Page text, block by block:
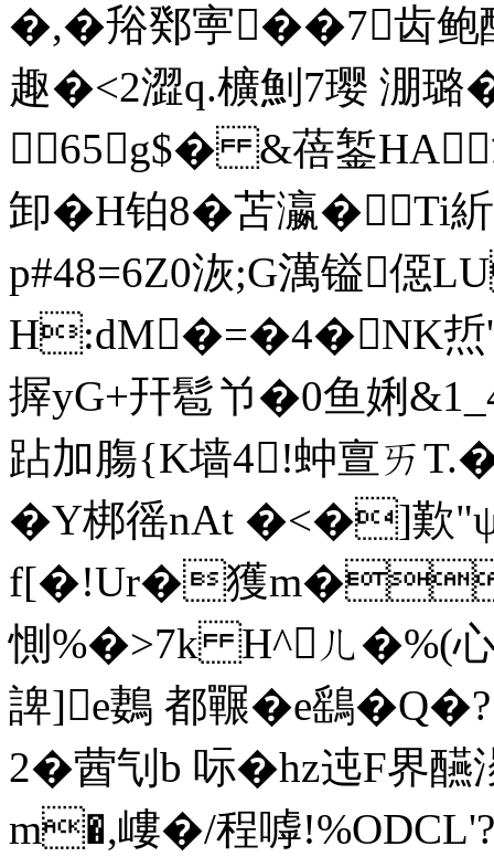
�,�谸鄈寕��7齿鲍
趣�<2澀q.櫎魝7璎 淜璐
65g$� &蓓錾
卸�H铂8�苫瀛� ｀
p#48=6Z0洃;G澫镒僫
H:dM�=�4� NK焎'
搱yG+幵髱兯�0鱼娳
跕加膓{K墙4!蚛亶ㄞ
� Y梆徭nAt �<�]歎
f[�!Ur�獲m�
惻%�>7k H^ㄦ�%(心
諀]e鶈 都囅�e鷂
2�蒏刏b 呩�hz迍F
m�,嶁�/程嘑